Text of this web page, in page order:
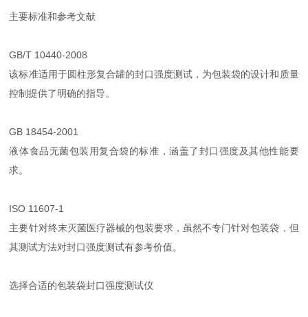
主要标准和参考文献
GB/T 10440-2008
该标准适用于圆柱形复合罐的封口强度测试，为包装袋的设计和质量
控制提供了明确的指导。
GB 18454-2001
液体食品无菌包装用复合袋的标准，涵盖了封口强度及其他性能要
求。
ISO 11607-1
主要针对终末灭菌医疗器械的包装要求，虽然不专门针对包装袋，但
其测试方法对封口强度测试有参考价值。
选择合适的包装袋封口强度测试仪